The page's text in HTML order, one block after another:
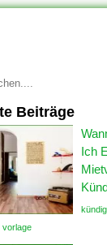
Beiträge
Ich
vorlage